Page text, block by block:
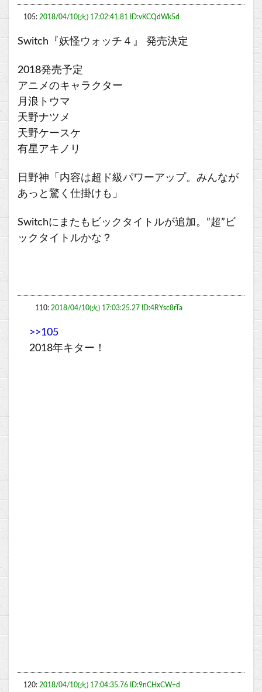
105: 2018/04/10(火) 17:02:41.81 ID:vKCQdWk5d
Switch『妖怪ウォッチ４』 発売決定
2018発売予定
アニメのキャラクター
月浪トウマ
天野ナツメ
天野ケースケ
有星アキノリ
日野神「内容は超ド級パワーアップ。みんなが
あっと驚く仕掛けも」
Switchにまたもビックタイトルが追加。”超”ビ
ックタイトルかな？
110: 2018/04/10(火) 17:03:25.27 ID:4RYsc8rTa
>>105
2018年キター！
120: 2018/04/10(火) 17:04:35.76 ID:9nCHxCW+d